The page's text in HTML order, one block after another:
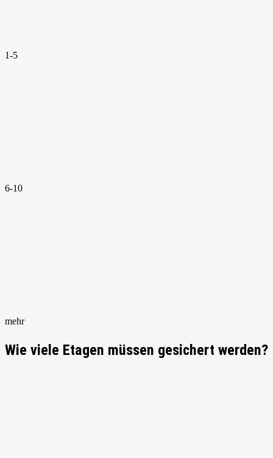
1-5
6-10
mehr
Wie viele Etagen müssen gesichert werden?